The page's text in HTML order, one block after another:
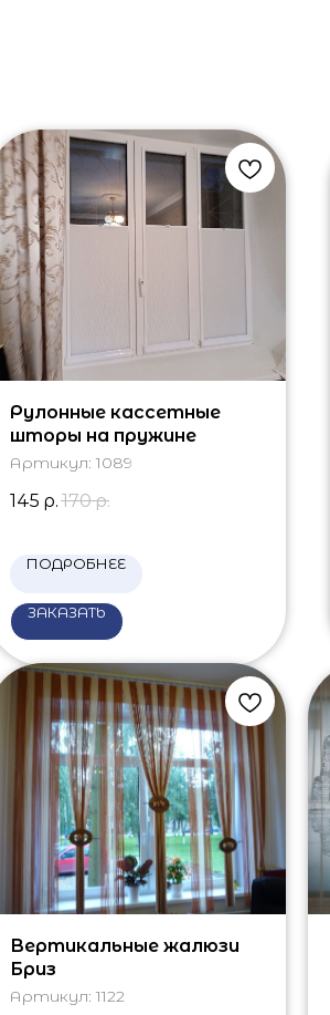
Рулонные кассетные
шторы на пружине
Артикул: 1089
145 р. 170 р.
ПОДРОБНЕЕ
ЗАКАЗАТЬ
Вертикальные жалюзи
Бриз
Артикул: 1122